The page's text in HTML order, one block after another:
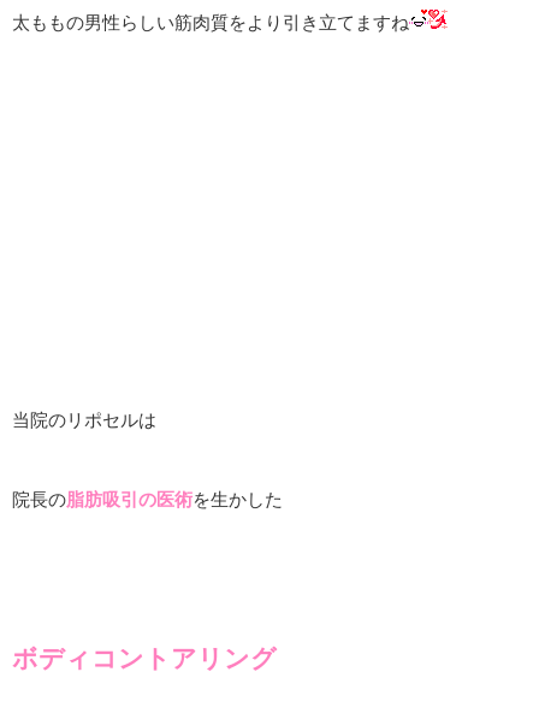
太ももの男性らしい筋肉質をより引き立てますね
当院のリポセルは
院長の脂肪吸引の医術を生かした
ボディコントアリング